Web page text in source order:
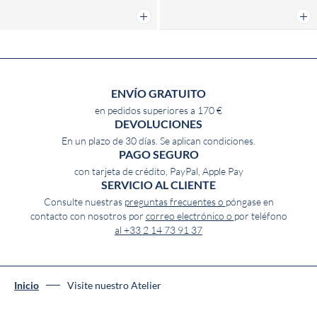
Añadir a la cesta
ENVÍO GRATUITO
en pedidos superiores a 170 €
DEVOLUCIONES
En un plazo de 30 días. Se aplican condiciones.
PAGO SEGURO
con tarjeta de crédito, PayPal, Apple Pay
SERVICIO AL CLIENTE
Consulte nuestras preguntas frecuentes o póngase en
contacto con nosotros por correo electrónico o por teléfono
al +33 2 14 73 91 37
Inicio Visite nuestro Atelier